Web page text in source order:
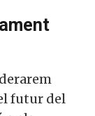
futur del